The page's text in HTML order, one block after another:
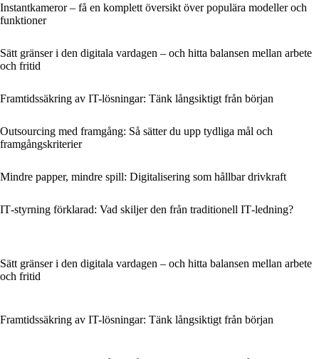
Instantkameror – få en komplett översikt över populära modeller och
funktioner
Sätt gränser i den digitala vardagen – och hitta balansen mellan arbete
och fritid
Framtidssäkring av IT-lösningar: Tänk långsiktigt från början
Outsourcing med framgång: Så sätter du upp tydliga mål och
framgångskriterier
Mindre papper, mindre spill: Digitalisering som hållbar drivkraft
IT‑styrning förklarad: Vad skiljer den från traditionell IT‑ledning?
Sätt gränser i den digitala vardagen – och hitta balansen mellan arbete
och fritid
Framtidssäkring av IT-lösningar: Tänk långsiktigt från början